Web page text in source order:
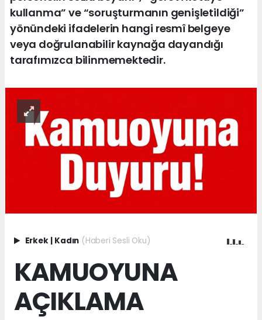
kullanma” ve “soruşturmanın genişletildiği”
yönündeki ifadelerin hangi resmî belgeye
veya doğrulanabilir kaynağa dayandığı
tarafımızca bilinmemektedir.
Erkek Kadın (Haberi Sesli Oku)
KAMUOYUNA
AÇIKLAMA